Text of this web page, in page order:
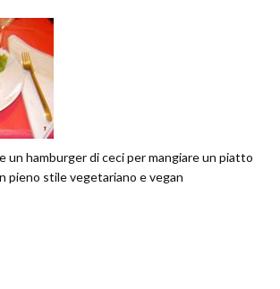
un hamburger di ceci per mangiare un piatto
pieno stile vegetariano e vegan